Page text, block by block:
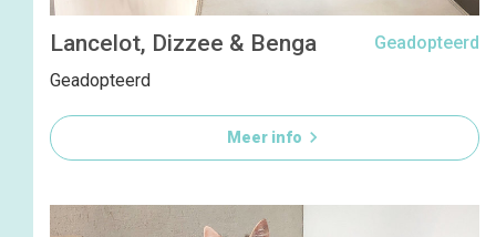
Lancelot, Dizzee & Benga
Geadopteerd
Geadopteerd
Meer info 